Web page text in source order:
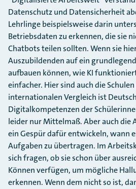
Datenschutz und Datensicherheit
Lehrlinge beispielsweise darin
Betriebsdaten zu erkennen, die sie
Chatbots teilen sollten. Wenn sie
Auszubildenden auf ein
aufbauen können, wie KI
einfacher. Hier sind auch die
internationalen Vergleich ist
Digitalkompetenzen der
leider nur Mittelmaß. Aber auch die
ein Gespür dafür entwickeln, wann
Aufgaben zu übertragen. Im
sich fragen, ob sie schon über
Können verfügen, um mögliche
erkennen. Wenn dem nicht so ist,